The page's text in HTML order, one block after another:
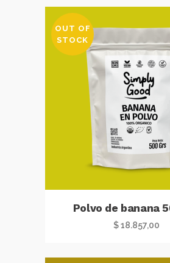
OUT OF
STOCK
Polvo de banana
$18.857,00